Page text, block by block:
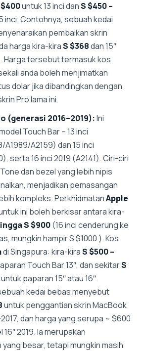
$400untuk 13 inci danS $450 –
inci. Contohnya, sebuah kedai
pembaikan skrin
harga kira-kiraS $368dan 15″
. Harga tersebut termasuk kos
anda boleh menjimatkan
dolar jika dibandingkan dengan
Pro lama ini.
(generasi 2016–2019):Ini
Touch Bar – 13 inci
A1989/A2159) dan 15 inci
serta 16 inci 2019 (A2141). Ciri-ciri
dan bezel yang lebih nipis
menjadikan pemasangan
kompleks. PerkhidmatanApple
ini boleh berkisar antara kira-
S $900 (16 inci cenderung ke
mungkin hampir S $1000 ). Kos
di Singapura: kira-kiraS $500 –
Touch Bar 13″, dan sekitarS
untuk paparan 15″ atau 16″.
kedai bebas menyebut
untuk penggantian skrin MacBook
dan harga yang serupa ~ $600
16″ 2019. Ia merupakan
besar, tetapi mungkin masih